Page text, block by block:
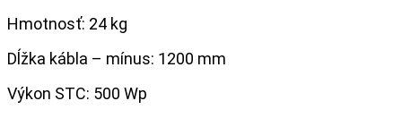
Hmotnosť: 24 kg
Dĺžka kábla – mínus: 1200 mm
Výkon STC: 500 Wp